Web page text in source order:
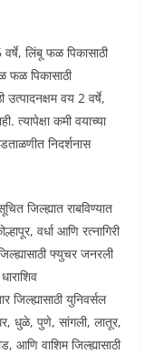
लिंबू फळ पिकासाठी
फळ पिकासाठी
उत्पादनक्षम वय 2 वर्षे,
त्यापेक्षा कमी वयाच्या
निदर्शनास
जिल्ह्यात राबविण्यात
वर्धा आणि रत्नागिरी
फ्युचर जनरली
युनिवर्सल
धुळे, पुणे, सांगली, लातूर,
आणि वाशिम जिल्ह्यासाठी